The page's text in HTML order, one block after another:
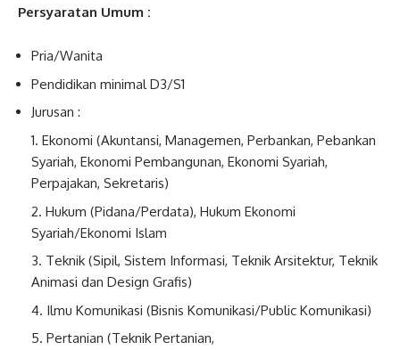
Persyaratan Umum :
Pria/Wanita
Pendidikan minimal D3/S1
Jurusan :
Ekonomi (Akuntansi, Managemen, Perbankan, Pebankan
Syariah, Ekonomi Pembangunan, Ekonomi Syariah,
Perpajakan, Sekretaris)
Hukum (Pidana/Perdata), Hukum Ekonomi
Syariah/Ekonomi Islam
Teknik (Sipil, Sistem Informasi, Teknik Arsitektur, Teknik
Animasi dan Design Grafis)
Ilmu Komunikasi (Bisnis Komunikasi/Public Komunikasi)
Pertanian (Teknik Pertanian,